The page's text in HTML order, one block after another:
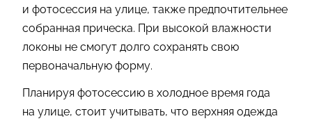
и фотосессия на улице, также предпочтительнее
собранная прическа. При высокой влажности
локоны не смогут долго сохранять свою
первоначальную форму.
Планируя фотосессию в холодное время года
на улице, стоит учитывать, что верхняя одежда